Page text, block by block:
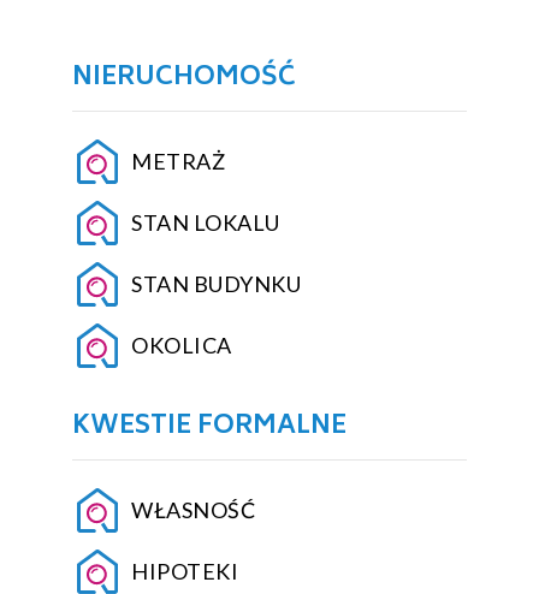
NIERUCHOMOŚĆ
METRAŻ
STAN LOKALU
STAN BUDYNKU
OKOLICA
KWESTIE FORMALNE
WŁASNOŚĆ
HIPOTEKI